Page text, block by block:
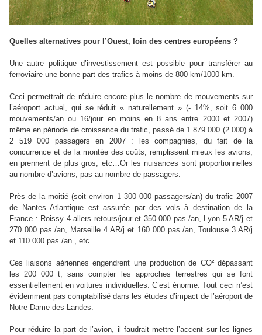
Quelles alternatives pour l’Ouest, loin des centres européens ?
Une autre politique d’investissement est possible pour transférer au
ferroviaire une bonne part des trafics à moins de 800 km/1000 km.
Ceci permettrait de réduire encore plus le nombre de mouvements sur
l’aéroport actuel, qui se réduit « naturellement » (- 14%, soit 6 000
mouvements/an ou 16/jour en moins en 8 ans entre 2000 et 2007)
même en période de croissance du trafic, passé de 1 879 000 (2 000) à
2 519 000 passagers en 2007 : les compagnies, du fait de la
concurrence et de la montée des coûts, remplissent mieux les avions,
en prennent de plus gros, etc…Or les nuisances sont proportionnelles
au nombre d’avions, pas au nombre de passagers.
Près de la moitié (soit environ 1 300 000 passagers/an) du trafic 2007
de Nantes Atlantique est assurée par des vols à destination de la
France : Roissy 4 allers retours/jour et 350 000 pas./an, Lyon 5 AR/j et
270 000 pas./an, Marseille 4 AR/j et 160 000 pas./an, Toulouse 3 AR/j
et 110 000 pas./an , etc….
Ces liaisons aériennes engendrent une production de CO² dépassant
les 200 000 t, sans compter les approches terrestres qui se font
essentiellement en voitures individuelles. C’est énorme. Tout ceci n’est
évidemment pas comptabilisé dans les études d’impact de l’aéroport de
Notre Dame des Landes.
Pour réduire la part de l’avion, il faudrait mettre l’accent sur les lignes